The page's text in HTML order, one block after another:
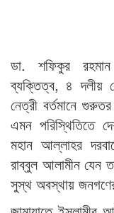
ডা. শফিকুর রহমান
ব্যক্তিত্ব, ৪ দলীয়
নেত্রী বর্তমানে
এমন পরিস্থিতিতে
মহান আল্লাহর
রাব্বুল আলামীন যেন
সুস্থ অবস্থায়